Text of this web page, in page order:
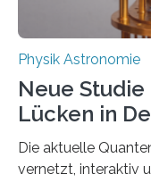
Physik Astronomie
Neue
Lücken in
Die aktuelle
vernetzt, interaktiv